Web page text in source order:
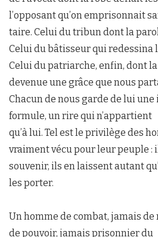
l’opposant qu’on emprisonnait
taire. Celui du tribun dont la
Celui du bâtisseur qui redessina
Celui du patriarche, enfin, dont
devenue une grâce que nous
Chacun de nous garde de lui une
formule, un rire qui n’appartient
qu’à lui. Tel est le privilège des
vraiment vécu pour leur peuple :
souvenir, ils en laissent autant
les porter.
Un homme de combat, jamais de
de pouvoir, jamais prisonnier du